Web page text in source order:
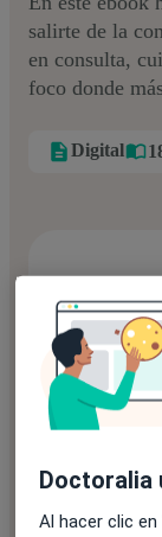
salirte de la
en consulta,
foco donde
Digital
el
Doctoralia
Al hacer clic